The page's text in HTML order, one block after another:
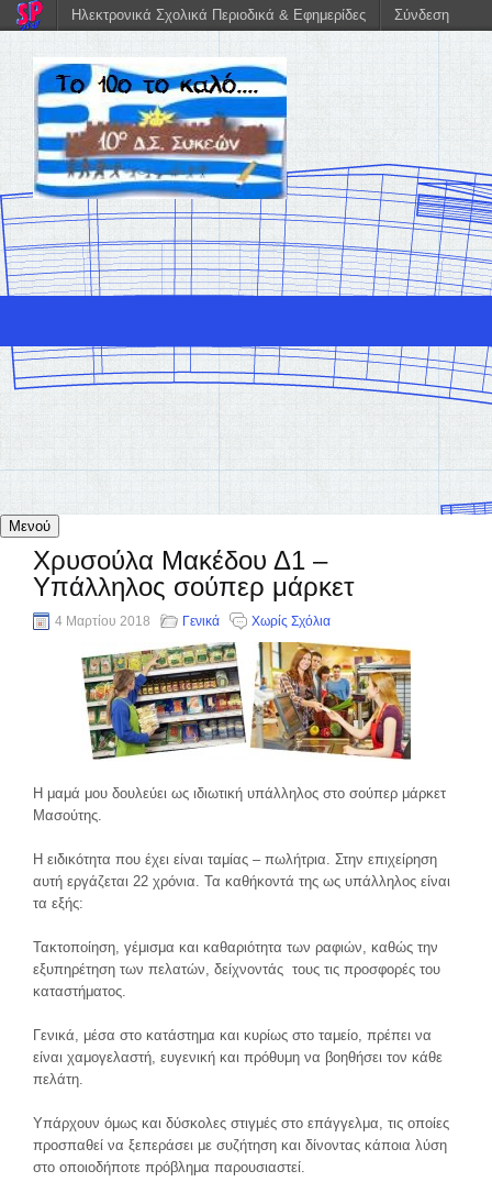
Μενού
Χρυσούλα Μακέδου Δ1 –
Υπάλληλος σούπερ μάρκετ
4 Μαρτίου 2018 Γενικά Χωρίς Σχόλια
Η μαμά μου δουλεύει ως ιδιωτική υπάλληλος στο σούπερ μάρκετ
Μασούτης.
Η ειδικότητα που έχει είναι ταμίας – πωλήτρια. Στην επιχείρηση
αυτή εργάζεται 22 χρόνια. Τα καθήκοντά της ως υπάλληλος είναι
τα εξής:
Τακτοποίηση, γέμισμα και καθαριότητα των ραφιών, καθώς την
εξυπηρέτηση των πελατών, δείχνοντάς τους τις προσφορές του
καταστήματος.
Γενικά, μέσα στο κατάστημα και κυρίως στο ταμείο, πρέπει να
είναι χαμογελαστή, ευγενική και πρόθυμη να βοηθήσει τον κάθε
πελάτη.
Υπάρχουν όμως και δύσκολες στιγμές στο επάγγελμα, τις οποίες
προσπαθεί να ξεπεράσει με συζήτηση και δίνοντας κάποια λύση
στο οποιοδήποτε πρόβλημα παρουσιαστεί.
Ηλεκτρονικά Σχολικά Περιοδικά & Εφημερίδες Σύνδεση